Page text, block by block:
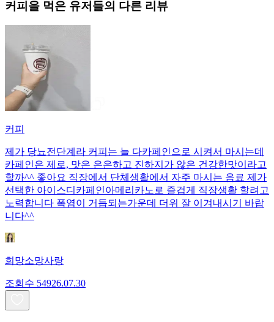
커피 을 먹은 유저들의 다른 리뷰
커피
제가 당뇨전단계라 커피는 늘 다카페인으로 시켜서 마시는데
카페인은 제로, 맛은 은은하고 진하지가 않은 건강한맛이라고
할까^^ 좋아요 직장에서 단체생활에서 자주 마시는 음료 제가
선택한 아이스디카페인아메리카노로 즐겁게 직장생활 할려고
노력합니다 폭염이 거듭되는가운데 더위 잘 이겨내시기 바랍
니다^^
희망소망사랑
조회수 54926.07.30